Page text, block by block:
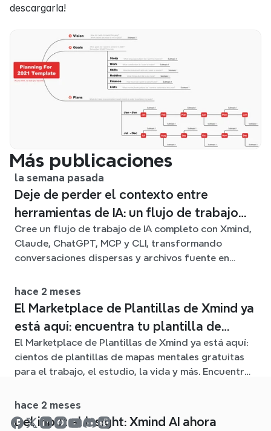
descargarla!
Más publicaciones
la semana pasada
Deje de perder el contexto entre
herramientas de IA: un flujo de trabajo
conectado con Xmind
Cree un flujo de trabajo de IA completo con Xmind,
Claude, ChatGPT, MCP y CLI, transformando
conversaciones dispersas y archivos fuente en
hace 2 meses
El Marketplace de Plantillas de Xmind ya
está aquí: encuentra tu plantilla de
mapa mental para cualquier situación
El Marketplace de Plantillas de Xmind ya está aquí:
cientos de plantillas de mapas mentales gratuitas
para el trabajo, el estudio, la vida y más. Encuentra
blanco.
hace 2 meses
Del input al insight: Xmind AI ahora